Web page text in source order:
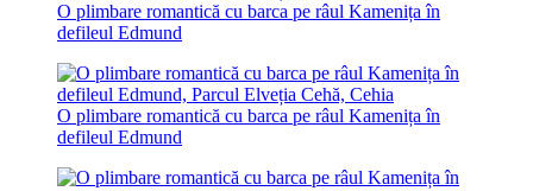
O plimbare romantică cu barca pe râul Kamenița în
defileul Edmund
O plimbare romantică cu barca pe râul Kamenița în
defileul Edmund